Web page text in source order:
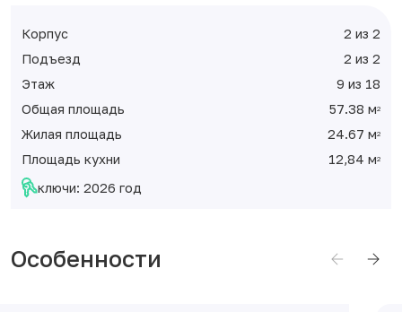
Корпус
2 из 2
Подъезд
2 из 2
Этаж
9 из 18
Общая площадь
57.38 м2
Жилая площадь 24.67 м2
Площадь кухни 12,84 м2
ключи: 2026 год
Особенности